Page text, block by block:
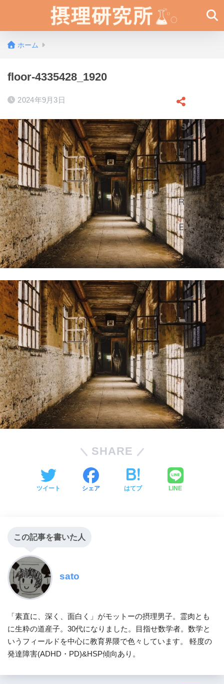
ホーム
floor-4335428_1920
2024年9月3日
SHARE
ツイート シェア はてブ LINE
この記事を書いた人
sato
「素直に、深く、面白く」がモットーの摂理男子。霊肉とも
に生粋の道産子。30代になりました。目指せ数学者。数学と
いうフィールドを中心に教育界隈で色々しています。 軽度の
発達障害(ADHD・PD)&HSP傾向あり。